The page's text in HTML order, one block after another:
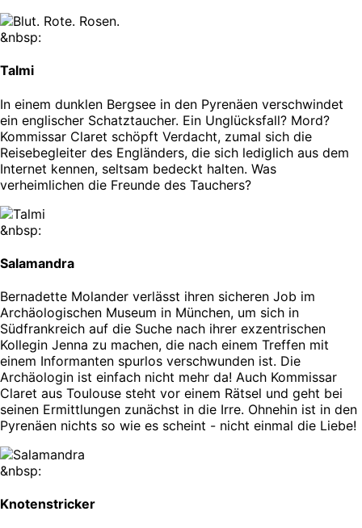
&nbsp:
Talmi
In einem dunklen Bergsee in den Pyrenäen verschwindet
ein englischer Schatztaucher. Ein Unglücksfall? Mord?
Kommissar Claret schöpft Verdacht, zumal sich die
Reisebegleiter des Engländers, die sich lediglich aus dem
Internet kennen, seltsam bedeckt halten. Was
verheimlichen die Freunde des Tauchers?
&nbsp:
Salamandra
Bernadette Molander verlässt ihren sicheren Job im
Archäologischen Museum in München, um sich in
Südfrankreich auf die Suche nach ihrer exzentrischen
Kollegin Jenna zu machen, die nach einem Treffen mit
einem Informanten spurlos verschwunden ist. Die
Archäologin ist einfach nicht mehr da! Auch Kommissar
Claret aus Toulouse steht vor einem Rätsel und geht bei
seinen Ermittlungen zunächst in die Irre. Ohnehin ist in den
Pyrenäen nichts so wie es scheint - nicht einmal die Liebe!
&nbsp:
Knotenstricker